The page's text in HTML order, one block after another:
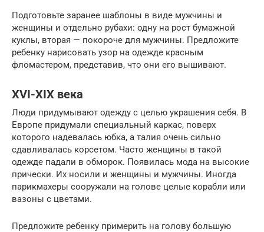
Подготовьте заранее шаблоны в виде мужчины и
женщины и отдельно рубахи: одну на рост бумажной
куклы, вторая — покороче для мужчины. Предложите
ребенку нарисовать узор на одежде красным
фломастером, представив, что они его вышивают.
XVI-XIX века
Люди придумывают одежду с целью украшения себя. В
Европе придумали специальный каркас, поверх
которого надевалась юбка, а талия очень сильно
сдавливалась корсетом. Часто женщины в такой
одежде падали в обморок. Появилась мода на высокие
прически. Их носили и женщины и мужчины. Иногда
парикмахеры сооружали на голове целые корабли или
вазоны с цветами.
Предложите ребенку примерить на голову большую